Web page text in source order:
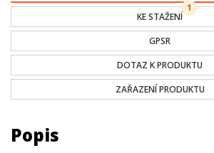
KE STAŽENÍ
1
GPSR
DOTAZ K PRODUKTU
ZAŘAZENÍ PRODUKTU
Popis